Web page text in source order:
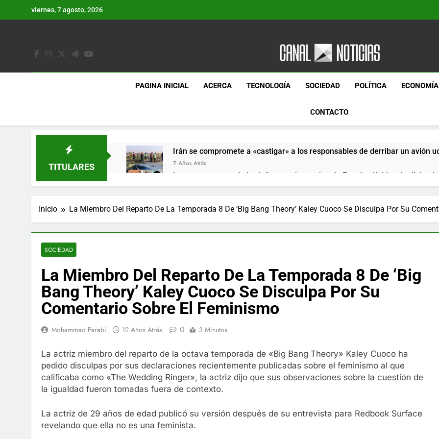
viernes, 7 agosto, 2026
Canal Noticias
Canal Noticias
PAGINA INICIAL ACERCA TECNOLOGÍA SOCIEDAD POLÍTICA ECONOMÍA
CONTACTO
TITULARES
Irán se compromete a «castigar» a los responsables de derribar un avión
7 Años Atrás
Lo que se espera de los informes de empleo de Estados Unidos de
7 Años Atrás
7 Años Atrás
El famoso chef y restaurador, Carl Ruiz, muere a los 44 años
Cápsulas Ultra Max Testo a Precios Especiales en México, Chile, Argentina,
Más
7 Años Atrás
Veona Skin Care Crema Precios – Descuentos Masivos en Línea
Pharma Flex RX en México – Descuentos Masivos en Mercado Libre
Crucero en México te lleva a lugares paranormales con binoculares de
7 Años Atrás
La Inteligencia Artificial deepfake de Samsung fabrica un clip de
7 Años Atrás
Inicio La Miembro Del Reparto De La Temporada 8 De ‘Big Bang Theory’ Kaley Cuoco Se Disculpa Por Su
SOCIEDAD
La Miembro Del Reparto De La Temporada 8 De ‘Big
Bang Theory’ Kaley Cuoco Se Disculpa Por Su
Comentario Sobre El Feminismo
Mohammad Farabi 12 Años Atrás 0 3 Minutos
La actriz miembro del reparto de la octava temporada de «Big Bang Theory» Kaley Cuoco ha
pedido disculpas por sus declaraciones recientemente publicadas sobre el feminismo al que
calificaba como «The Wedding Ringer», la actriz dijo que sus observaciones sobre la cuestión de
la igualdad fueron tomadas fuera de contexto.
La actriz de 29 años de edad publicó su versión después de su entrevista para Redbook Surface
revelando que ella no es una feminista.